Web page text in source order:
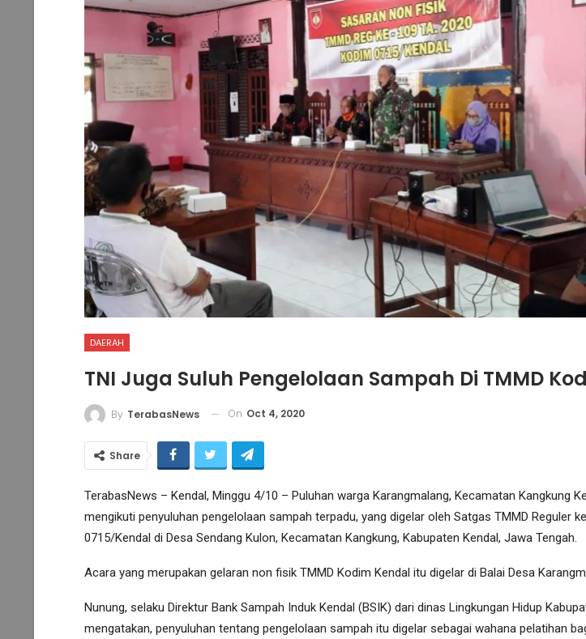
DAERAH
TNI Juga Suluh Pengelolaan Sampah Di TMMD
By TerabasNews On Oct 4, 2020
Share
TerabasNews – Kendal, Minggu 4/10 – Puluhan warga Karangmalang, Kecamatan Kangkung
mengikuti penyuluhan pengelolaan sampah terpadu, yang digelar oleh Satgas TMMD Reguler
0715/Kendal di Desa Sendang Kulon, Kecamatan Kangkung, Kabupaten Kendal, Jawa Tengah.
Acara yang merupakan gelaran non fisik TMMD Kodim Kendal itu digelar di Balai Desa
Nunung, selaku Direktur Bank Sampah Induk Kendal (BSIK) dari dinas Lingkungan Hidup
mengatakan, penyuluhan tentang pengelolaan sampah itu digelar sebagai wahana pelatihan